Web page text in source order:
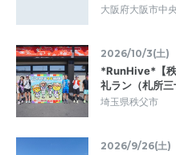
大阪府大阪市中
2026/10/3(土)
*RunHive*【秩
礼ラン（札所三
埼玉県秩父市
2026/9/26(土)